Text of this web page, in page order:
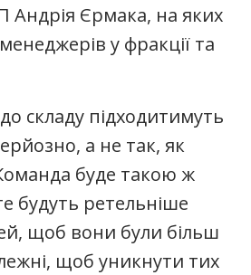
Андрія Єрмака, на яких
у фракції та
складу підходитимуть
а не так, як
буде такою ж
будуть ретельніше
щоб вони були більш
щоб уникнути тих